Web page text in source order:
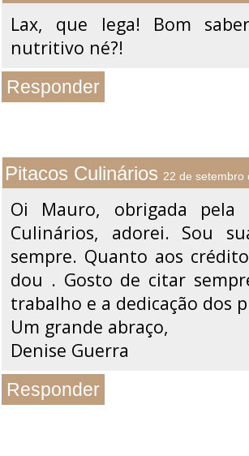
Lax, que lega! Bom
nutritivo né?!
Responder
Pitacos Culinários 22 de setembro
Oi Mauro, obrigada
Culinários, adorei. Sou
sempre. Quanto aos
dou . Gosto de citar
trabalho e a dedicação dos
Um grande abraço,
Denise Guerra
Responder